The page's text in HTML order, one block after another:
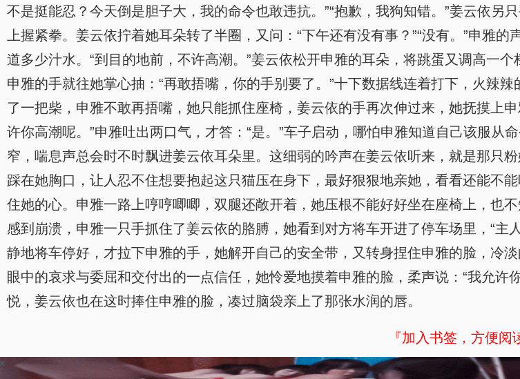
不是挺能忍？今天倒是胆子大，我的命令也敢违抗。”“抱歉，我狗知错。”姜云依
上握紧拳。姜云依拧着她耳朵转了半圈，又问：“下午还有没有事？”“没有。”申雅
道多少汁水。“到目的地前，不许高潮。”姜云依松开申雅的耳朵，将跳蛋又调高一
申雅的手就往她掌心抽：“再敢捂嘴，你的手别要了。”十下数据线连着打下，火辣
了一把柴，申雅不敢再捂嘴，她只能抓住座椅，姜云依的手再次伸过来，她抚摸上
许你高潮呢。”申雅吐出两口气，才答：“是。”车子启动，哪怕申雅知道自己该服
窄，喘息声总会时不时飘进姜云依耳朵里。这细弱的吟声在姜云依听来，就是那只
踩在她胸口，让人忍不住想要抱起这只猫压在身下，最好狠狠地亲她，看看还能不
住她的心。申雅一路上哼哼唧唧，双腿还敞开着，她压根不能好好坐在座椅上，也
感到崩溃，申雅一只手抓住了姜云依的胳膊，她看到对方将车开进了停车场里，“
静地将车停好，才拉下申雅的手，她解开自己的安全带，又转身捏住申雅的脸，冷
眼中的哀求与委屈和交付出的一点信任，她怜爱地摸着申雅的脸，柔声说：“我允
悦，姜云依也在这时捧住申雅的脸，凑过脑袋亲上了那张水润的唇。
『加入书签，方便阅
x